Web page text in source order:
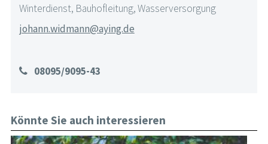
Winterdienst, Bauhofleitung, Wasserversorgung
johann.widmann@aying.de
08095/9095-43
Könnte Sie auch interessieren